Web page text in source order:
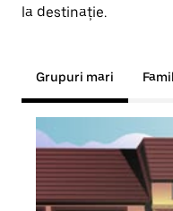
la destinație.
Grupuri mari